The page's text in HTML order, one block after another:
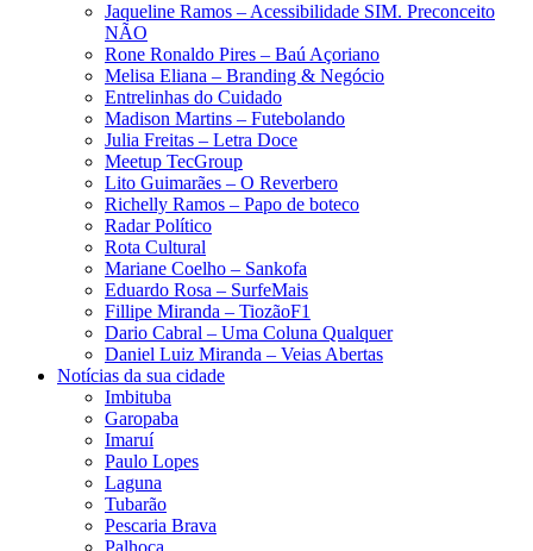
Jaqueline Ramos – Acessibilidade SIM. Preconceito
NÃO
Rone Ronaldo Pires – Baú Açoriano
Melisa Eliana – Branding & Negócio
Entrelinhas do Cuidado
Madison Martins – Futebolando
Julia Freitas​ – Letra Doce
Meetup TecGroup
Lito Guimarães – O Reverbero
Richelly Ramos​ – Papo de boteco
Radar Político
Rota Cultural
Mariane Coelho – Sankofa
Eduardo Rosa​ – SurfeMais
Fillipe Miranda – TiozãoF1
Dario Cabral – Uma Coluna Qualquer
Daniel Luiz Miranda – Veias Abertas
Notícias da sua cidade
Imbituba
Garopaba
Imaruí
Paulo Lopes
Laguna
Tubarão
Pescaria Brava
Palhoça